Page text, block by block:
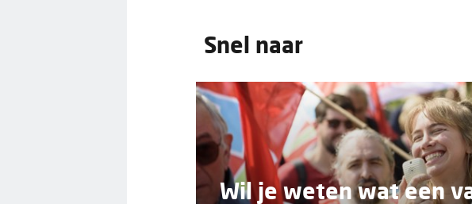
Snel naar
Wil je weten wat een